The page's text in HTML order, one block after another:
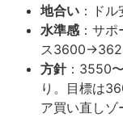
地合い ：ド
水準感 ：サ
ス
方針：3550
り。目標は
ア買い直しゾ